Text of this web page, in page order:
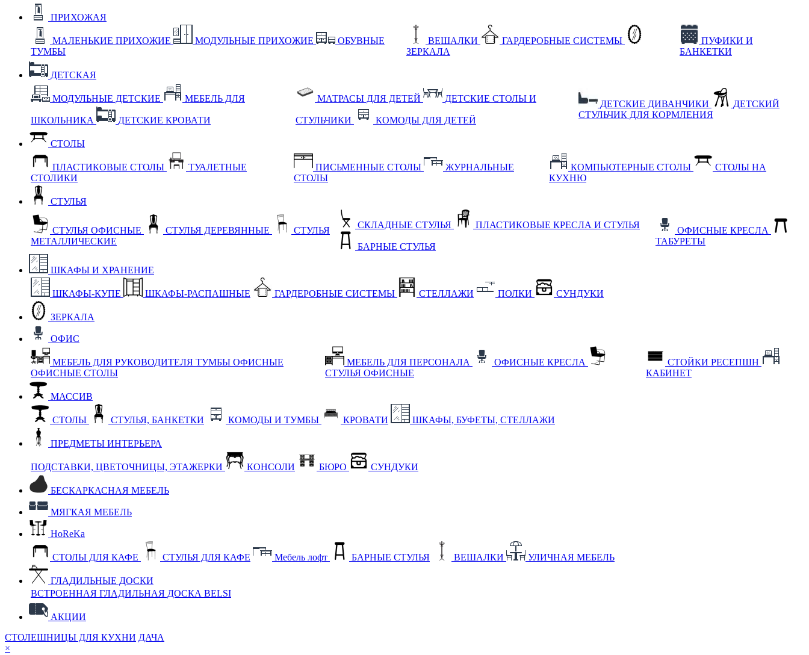
ПРИХОЖАЯ
МАЛЕНЬКИЕ ПРИХОЖИЕ МОДУЛЬНЫЕ ПРИХОЖИЕ
ОБУВНЫЕ
ТУМБЫ
ВЕШАЛКИ
ГАРДЕРОБНЫЕ СИСТЕМЫ
ЗЕРКАЛА
ПУФИКИ И
БАНКЕТКИ
ДЕТСКАЯ
МОДУЛЬНЫЕ ДЕТСКИЕ МЕБЕЛЬ ДЛЯ
ШКОЛЬНИКА ДЕТСКИЕ КРОВАТИ
МАТРАСЫ ДЛЯ ДЕТЕЙ ДЕТСКИЕ СТОЛЫ И
СТУЛЬЧИКИ КОМОДЫ ДЛЯ ДЕТЕЙ
ДЕТСКИЕ ДИВАНЧИКИ
ДЕТСКИЙ
СТУЛЬЧИК ДЛЯ КОРМЛЕНИЯ
СТОЛЫ
ПЛАСТИКОВЫЕ СТОЛЫ
ТУАЛЕТНЫЕ
СТОЛИКИ
ПИСЬМЕННЫЕ СТОЛЫ
ЖУРНАЛЬНЫЕ
СТОЛЫ
КОМПЬЮТЕРНЫЕ СТОЛЫ
СТОЛЫ НА
КУХНЮ
СТУЛЬЯ
СТУЛЬЯ ОФИСНЫЕ СТУЛЬЯ ДЕРЕВЯННЫЕ
СТУЛЬЯ
МЕТАЛЛИЧЕСКИЕ
СКЛАДНЫЕ СТУЛЬЯ ПЛАСТИКОВЫЕ КРЕСЛА И СТУЛЬЯ
БАРНЫЕ СТУЛЬЯ
ОФИСНЫЕ КРЕСЛА
ТАБУРЕТЫ
ШКАФЫ И ХРАНЕНИЕ
ШКАФЫ-КУПЕ ШКАФЫ-РАСПАШНЫЕ ГАРДЕРОБНЫЕ СИСТЕМЫ СТЕЛЛАЖИ ПОЛКИ СУНДУКИ
ЗЕРКАЛА
ОФИС
МЕБЕЛЬ ДЛЯ РУКОВОДИТЕЛЯ ТУМБЫ ОФИСНЫЕ
ОФИСНЫЕ СТОЛЫ
МЕБЕЛЬ ДЛЯ ПЕРСОНАЛА
ОФИСНЫЕ КРЕСЛА
СТУЛЬЯ ОФИСНЫЕ
СТОЙКИ РЕСЕПШН
КАБИНЕТ
МАССИВ
СТОЛЫ СТУЛЬЯ, БАНКЕТКИ КОМОДЫ И ТУМБЫ КРОВАТИ ШКАФЫ, БУФЕТЫ, СТЕЛЛАЖИ
ПРЕДМЕТЫ ИНТЕРЬЕРА
ПОДСТАВКИ, ЦВЕТОЧНИЦЫ, ЭТАЖЕРКИ КОНСОЛИ БЮРО СУНДУКИ
БЕСКАРКАСНАЯ МЕБЕЛЬ
МЯГКАЯ МЕБЕЛЬ
HoReKa
СТОЛЫ ДЛЯ КАФЕ СТУЛЬЯ ДЛЯ КАФЕ Мебель лофт БАРНЫЕ СТУЛЬЯ ВЕШАЛКИ УЛИЧНАЯ МЕБЕЛЬ
ГЛАДИЛЬНЫЕ ДОСКИ
ВСТРОЕННАЯ ГЛАДИЛЬНАЯ ДОСКА BELSI
АКЦИИ
СТОЛЕШНИЦЫ ДЛЯ КУХНИ ДАЧА
×